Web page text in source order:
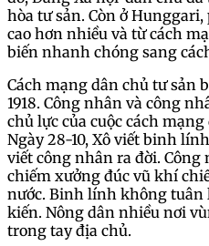
hòa tư sản. Còn ở
cao hơn nhiều và từ cách
biến nhanh chóng sang
Cách mạng dân chủ tư sản
1918. Công nhân và công
chủ lực của cuộc cách
Ngày 28-10, Xô viết binh
viết công nhân ra đời.
chiếm xưởng đúc vũ khí
nước. Binh lính không tuân
kiến. Nông dân nhiều nơi
trong tay địa chủ.